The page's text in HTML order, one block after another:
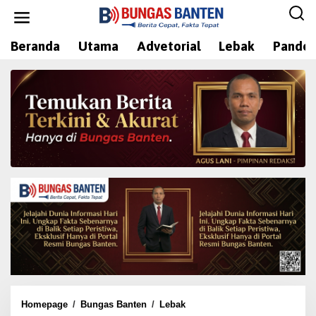
Beranda Utama Advetorial Lebak
Homepage / Bungas Banten / Lebak